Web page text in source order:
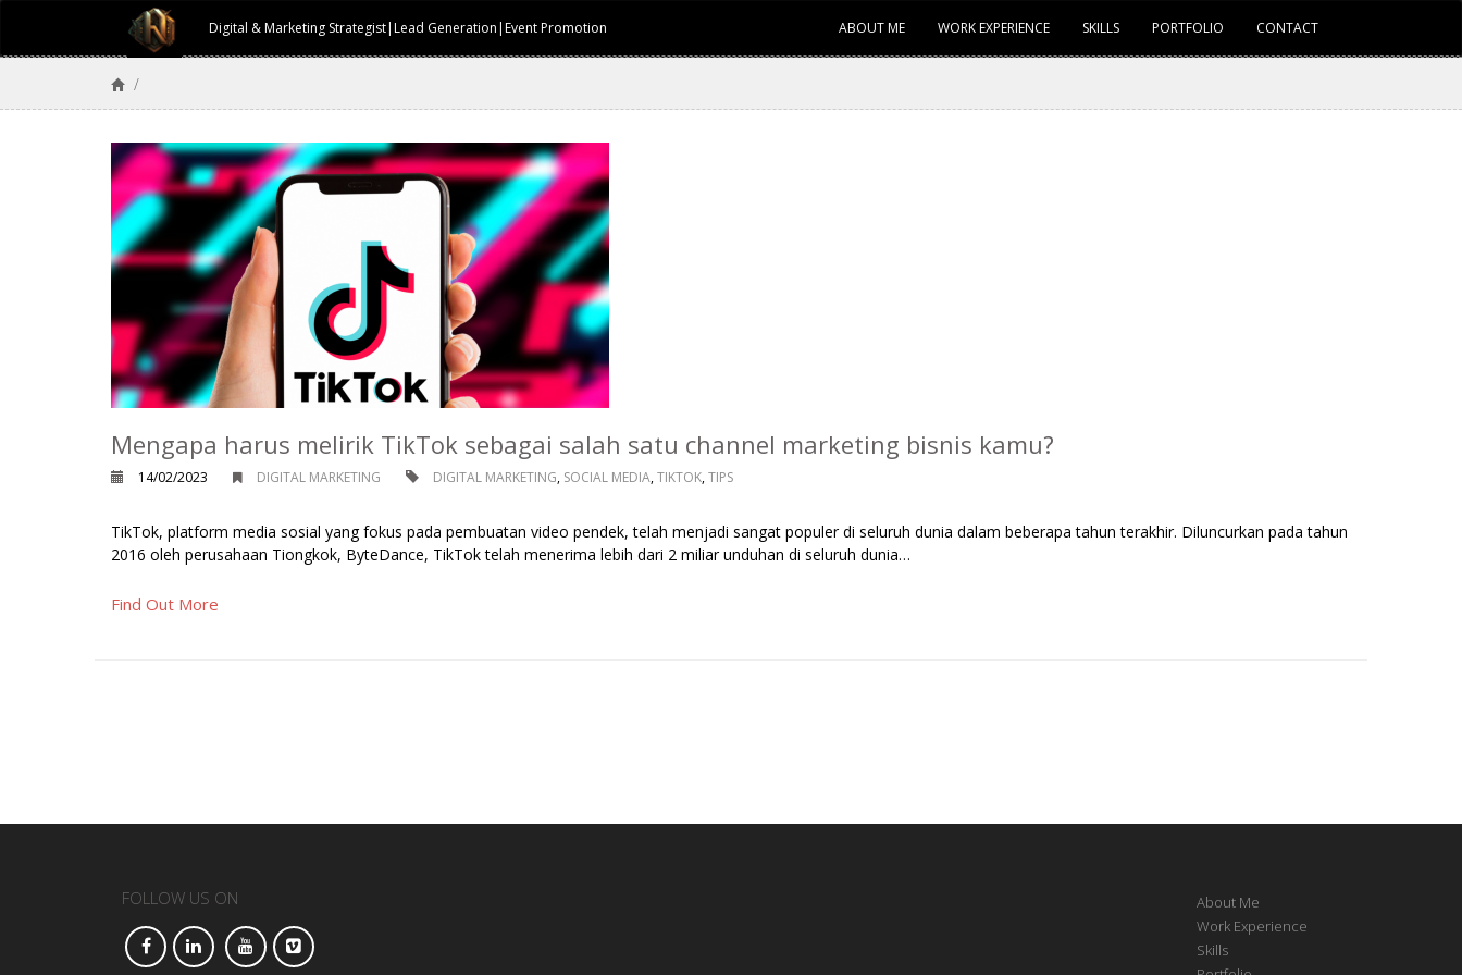
Digital & Marketing Strategist|Lead Generation|Event Promotion ABOUT ME WORK EXPERIENCE SKILLS PORTFOLIO CONTACT
/
Mengapa harus melirik TikTok sebagai salah satu channel marketing bisnis kamu?
14/02/2023 DIGITAL MARKETING DIGITAL MARKETING, SOCIAL MEDIA,TIKTOK,TIPS
TikTok, platform media sosial yang fokus pada pembuatan video pendek, telah menjadi sangat populer di seluruh dunia dalam beberapa tahun terakhir. Diluncurkan pada tahun
2016 oleh perusahaan Tiongkok, ByteDance, TikTok telah menerima lebih dari 2 miliar unduhan di seluruh dunia…
Find Out More
FOLLOW US ON
About Me
Work Experience
Skills